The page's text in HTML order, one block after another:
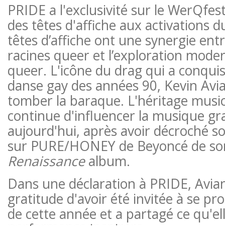
PRIDE a l'exclusivité sur le
des têtes d'affiche aux activations
têtes d’affiche ont une synergie
racines queer et l’exploration
queer. L'icône du drag qui a
danse gay des années 90, Kevin
tomber la baraque. L'héritage
continue d'influencer la musique
aujourd'hui, après avoir décroché
sur PURE/HONEY de Beyoncé de
Renaissancealbum.
Dans une déclaration à PRIDE,
gratitude d'avoir été invitée à se
de cette année et a partagé ce